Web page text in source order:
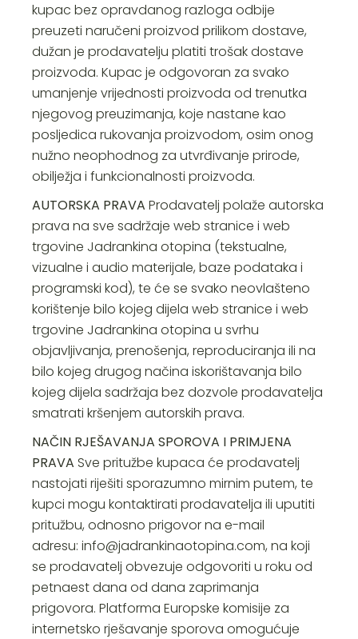
kupac bez opravdanog razloga odbije
preuzeti naručeni proizvod prilikom dostave,
dužan je prodavatelju platiti trošak dostave
proizvoda. Kupac je odgovoran za svako
umanjenje vrijednosti proizvoda od trenutka
njegovog preuzimanja, koje nastane kao
posljedica rukovanja proizvodom, osim onog
nužno neophodnog za utvrđivanje prirode,
obilježja i funkcionalnosti proizvoda.
AUTORSKA PRAVA Prodavatelj polaže autorska
prava na sve sadržaje web stranice i web
trgovine Jadrankina otopina (tekstualne,
vizualne i audio materijale, baze podataka i
programski kod), te će se svako neovlašteno
korištenje bilo kojeg dijela web stranice i web
trgovine Jadrankina otopina u svrhu
objavljivanja, prenošenja, reproduciranja ili na
bilo kojeg drugog načina iskorištavanja bilo
kojeg dijela sadržaja bez dozvole prodavatelja
smatrati kršenjem autorskih prava.
NAČIN RJEŠAVANJA SPOROVA I PRIMJENA
PRAVA Sve pritužbe kupaca će prodavatelj
nastojati riješiti sporazumno mirnim putem, te
kupci mogu kontaktirati prodavatelja ili uputiti
pritužbu, odnosno prigovor na e-mail
adresu:info@jadrankinaotopina.com, na koji
se prodavatelj obvezuje odgovoriti u roku od
petnaest dana od dana zaprimanja
prigovora. Platforma Europske komisije za
internetsko rješavanje sporova omogućuje